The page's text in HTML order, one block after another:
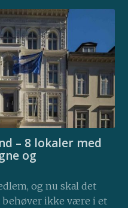
– 8 lokaler med
og
og nu skal det
behøver ikke være i et